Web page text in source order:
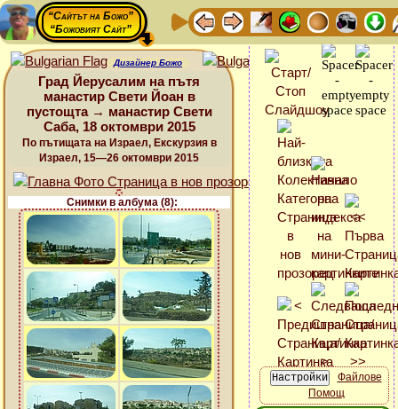
“Сайтът на Божо”
“Божовият Сайт”
Дизайнер Божо
Град Йерусалим на пътя
манастир Свети Йоан в
пустощта → манастир Свети
Саба, 18 октомври 2015
По пътищата на Израел, Екскурзия в
Израел, 15—26 октомври 2015
Снимки в албума (8):
Файлове
Помощ